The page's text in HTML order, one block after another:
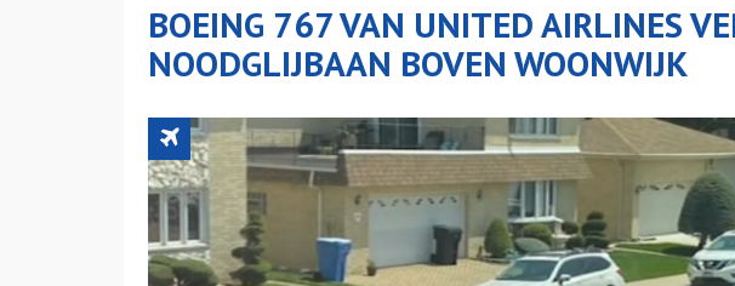
BOEING 767 VAN UNITED AIRLINES
NOODGLIJBAAN BOVEN WOONWIJK